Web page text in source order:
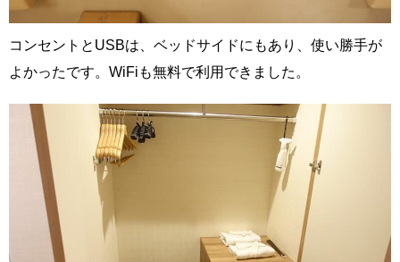
コンセントとUSBは、ベッドサイドにもあり、使い勝手が
よかったです。WiFiも無料で利用できました。